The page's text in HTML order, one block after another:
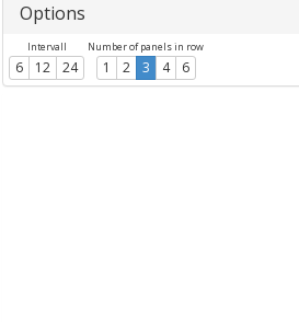
Options
Intervall
6 12 24
Number of panels in row
1 2 3 4 6